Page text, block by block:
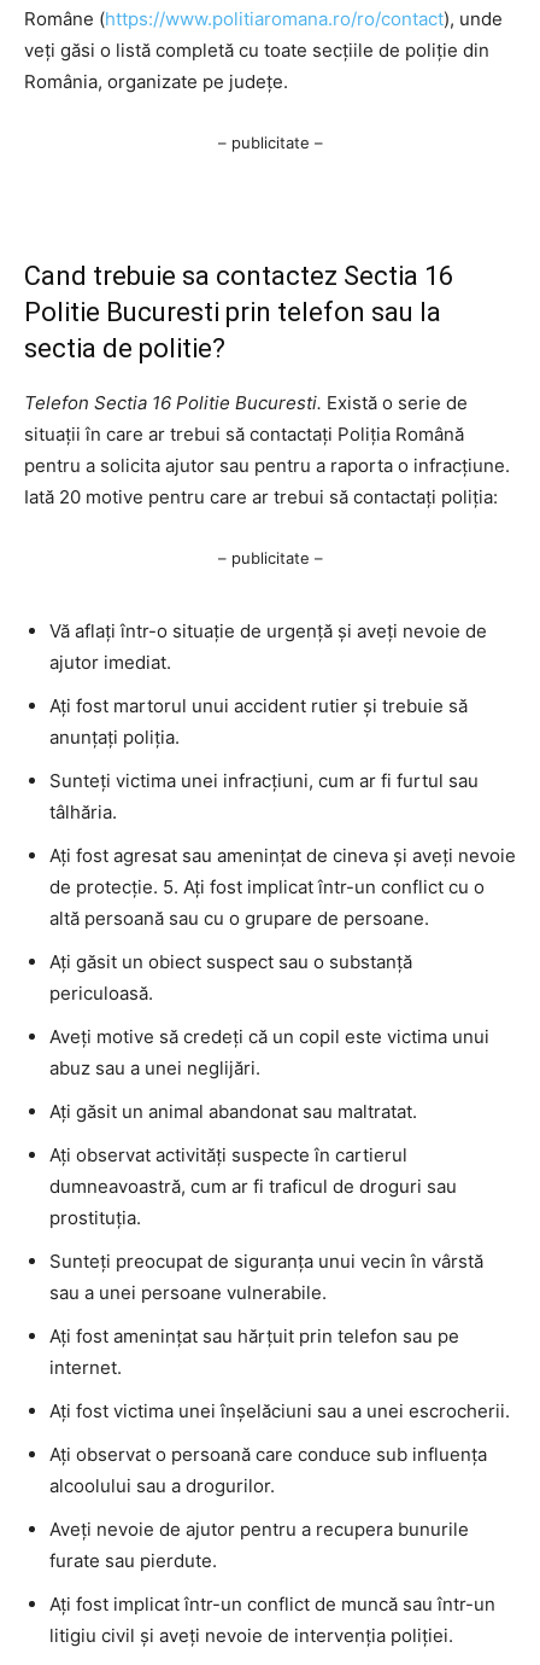
Române (https://www.politiaromana.ro/ro/contact), unde
veți găsi o listă completă cu toate secțiile de poliție din
România, organizate pe județe.
– publicitate –
Cand trebuie sa contactez Sectia 16
Politie Bucuresti prin telefon sau la
sectia de politie?
Telefon Sectia 16 Politie Bucuresti. Există o serie de
situații în care ar trebui să contactați Poliția Română
pentru a solicita ajutor sau pentru a raporta o infracțiune.
Iată 20 motive pentru care ar trebui să contactați poliția:
– publicitate –
Vă aflați într-o situație de urgență și aveți nevoie de
ajutor imediat.
Ați fost martorul unui accident rutier și trebuie să
anunțați poliția.
Sunteți victima unei infracțiuni, cum ar fi furtul sau
tâlhăria.
Ați fost agresat sau amenințat de cineva și aveți nevoie
de protecție. 5. Ați fost implicat într-un conflict cu o
altă persoană sau cu o grupare de persoane.
Ați găsit un obiect suspect sau o substanță
periculoasă.
Aveți motive să credeți că un copil este victima unui
abuz sau a unei neglijări.
Ați găsit un animal abandonat sau maltratat.
Ați observat activități suspecte în cartierul
dumneavoastră, cum ar fi traficul de droguri sau
prostituția.
Sunteți preocupat de siguranța unui vecin în vârstă
sau a unei persoane vulnerabile.
Ați fost amenințat sau hărțuit prin telefon sau pe
internet.
Ați fost victima unei înșelăciuni sau a unei escrocherii.
Ați observat o persoană care conduce sub influența
alcoolului sau a drogurilor.
Aveți nevoie de ajutor pentru a recupera bunurile
furate sau pierdute.
Ați fost implicat într-un conflict de muncă sau într-un
litigiu civil și aveți nevoie de intervenția poliției.